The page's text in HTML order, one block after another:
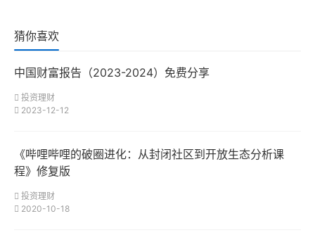
猜你喜欢
中国财富报告（2023-2024）免费分享
投资理财
2023-12-12
《哔哩哔哩的破圈进化：从封闭社区到开放生态分析课
程》修复版
投资理财
2020-10-18